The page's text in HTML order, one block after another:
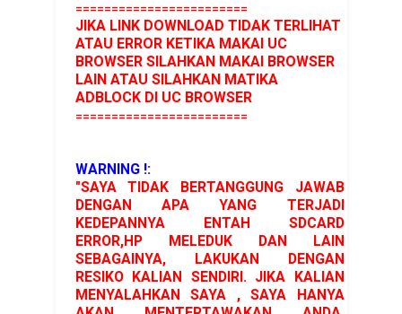
========================
JIKA LINK DOWNLOAD TIDAK TERLIHAT
ATAU ERROR KETIKA MAKAI UC
BROWSER SILAHKAN MAKAI BROWSER
LAIN ATAU SILAHKAN MATIKA
ADBLOCK DI UC BROWSER
========================
WARNING !:
"SAYA TIDAK BERTANGGUNG JAWAB
DENGAN APA YANG TERJADI
KEDEPANNYA ENTAH SDCARD
ERROR,HP MELEDUK DAN LAIN
SEBAGAINYA, LAKUKAN DENGAN
RESIKO KALIAN SENDIRI. JIKA KALIAN
MENYALAHKAN SAYA , SAYA HANYA